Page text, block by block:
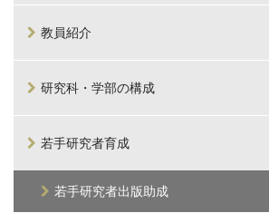
教員紹介
研究科・学部の構成
若手研究者育成
若手研究者出版助成